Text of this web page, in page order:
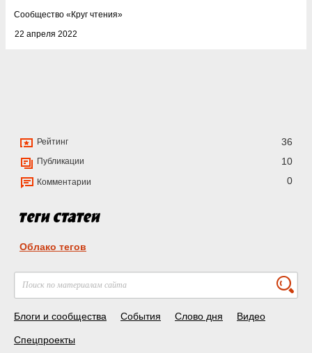
22 апреля 2022
Cообщество « Круг чтения»
Рейтинг 36
Публикации 10
Комментарии 0
Облако тегов
Блоги и сообщества События Слово дня Видео
Спецпроекты